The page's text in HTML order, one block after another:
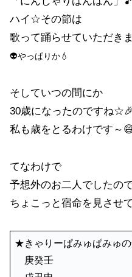
ハイ☆その節は
歌って踊らせていただき
👽やっぱりか💧
そしていつの間にか
30歳になったのですね
私も歳をとるわけです～
てなわけで
予想外のお二人でしたの
ちょこっと宿命を見させ
★きゃりーぱみゅぱみゅ
庚癸壬